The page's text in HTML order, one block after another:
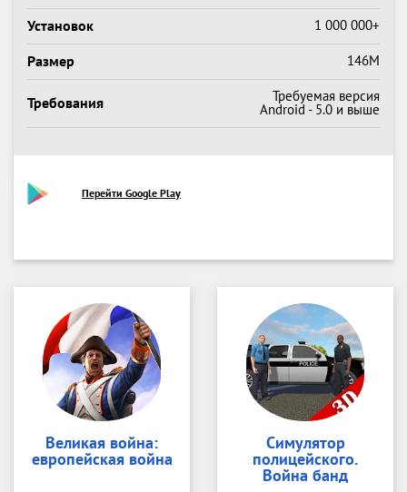
Установок 1 000 000+
Размер 146M
Требования Требуемая версия
Android - 5.0 и выше
Перейти Google Play
Великая война:
европейская война
Симулятор
полицейского.
Война банд